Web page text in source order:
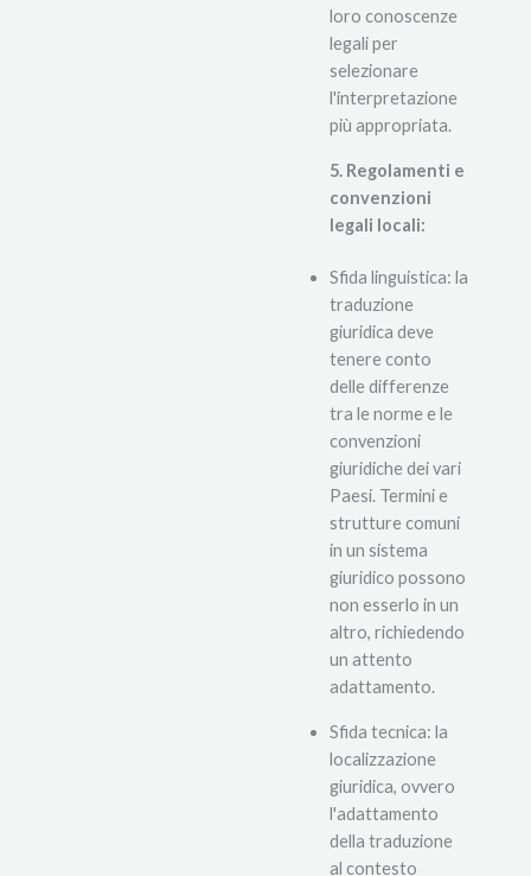
loro conoscenze
legali per
selezionare
l'interpretazione
più appropriata.
5. Regolamenti e
convenzioni
legali locali:
Sfida linguistica: la
traduzione
giuridica deve
tenere conto
delle differenze
tra le norme e le
convenzioni
giuridiche dei vari
Paesi. Termini e
strutture comuni
in un sistema
giuridico possono
non esserlo in un
altro, richiedendo
un attento
adattamento.
Sfida tecnica: la
localizzazione
giuridica, ovvero
l'adattamento
della traduzione
al contesto